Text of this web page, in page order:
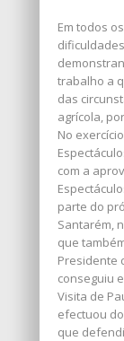
Em todos
trabalho a
das
agrícola,
No
com a
parte do
Santarém,
que
Presidente
conseguiu
Visita de
efectuou
que